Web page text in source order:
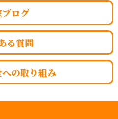
ログ
る質問
の取り組み